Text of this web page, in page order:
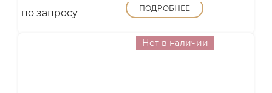
по запросу ПОДРОБНЕЕ
Нет в наличии